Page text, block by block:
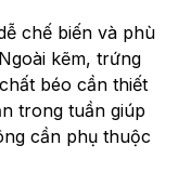
chế biến và phù
kẽm, trứng
béo cần thiết
trong tuần giúp
cần phụ thuộc